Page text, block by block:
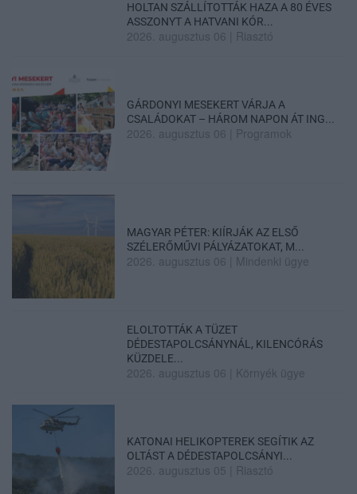
HOLTAN SZÁLLÍTOTTÁK HAZA A 80 ÉVES
ASSZONYT A HATVANI KÓR...
2026. augusztus 06 Riasztó
GÁRDONYI MESEKERT VÁRJA A
CSALÁDOKAT – HÁROM NAPON ÁT ING...
2026. augusztus 06 Programok
MAGYAR PÉTER: KIÍRJÁK AZ ELSŐ
SZÉLERŐMŰVI PÁLYÁZATOKAT, M...
2026. augusztus 06 Mindenki ügye
ELOLTOTTÁK A TÜZET
DÉDESTAPOLCSÁNYNÁL, KILENCÓRÁS
KÜZDELE...
2026. augusztus 06 Környék ügye
KATONAI HELIKOPTEREK SEGÍTIK AZ
OLTÁST A DÉDESTAPOLCSÁNYI...
2026. augusztus 05 Riasztó